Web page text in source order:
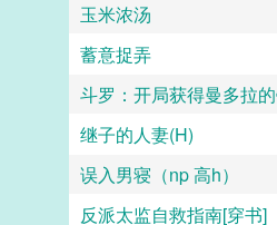
玉米浓汤
蓄意捉弄
斗罗：开局获得曼多拉
继子的人妻(H)
误入男寝（np 高h）
反派太监自救指南[穿书]